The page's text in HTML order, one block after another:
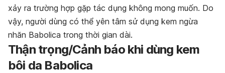
xảy ra trường hợp gặp tác dụng không mong muốn. Do
vậy, người dùng có thể yên tâm sử dụng kem ngừa
nhăn Babolica trong thời gian dài.
Thận trọng/Cảnh báo khi dùng kem
bôi da Babolica